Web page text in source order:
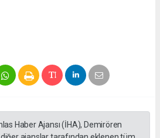
Haber Ajansı (İHA), Demirören